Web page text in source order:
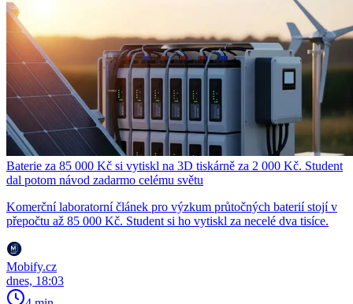
Baterie za 85 000 Kč si vytiskl na 3D tiskárně za 2 000 Kč. Student
dal potom návod zadarmo celému světu
Komerční laboratorní článek pro výzkum průtočných baterií stojí v
přepočtu až 85 000 Kč. Student si ho vytiskl za necelé dva tisíce.
Mobify.cz
dnes, 18:03